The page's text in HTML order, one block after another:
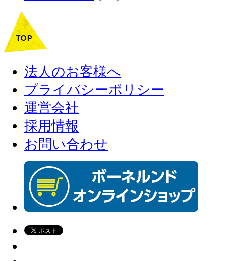
法人のお客様へ
プライバシーポリシー
運営会社
採用情報
お問い合わせ